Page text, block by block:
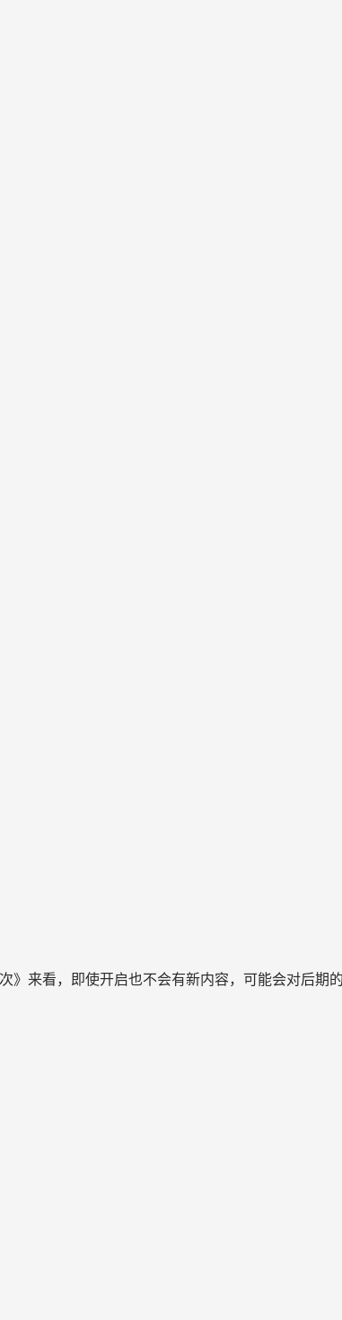
来看，即使开启也不会有新内容，可能会对后期